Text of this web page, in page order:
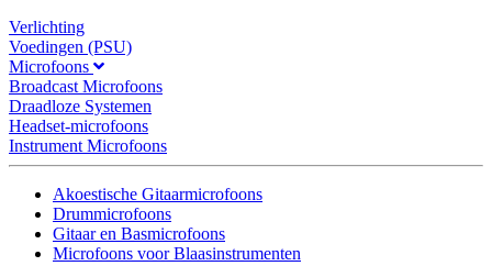
Verlichting
Voedingen (PSU)
Microfoons
Broadcast Microfoons
Draadloze Systemen
Headset-microfoons
Instrument Microfoons
Akoestische Gitaarmicrofoons
Drummicrofoons
Gitaar en Basmicrofoons
Microfoons voor Blaasinstrumenten